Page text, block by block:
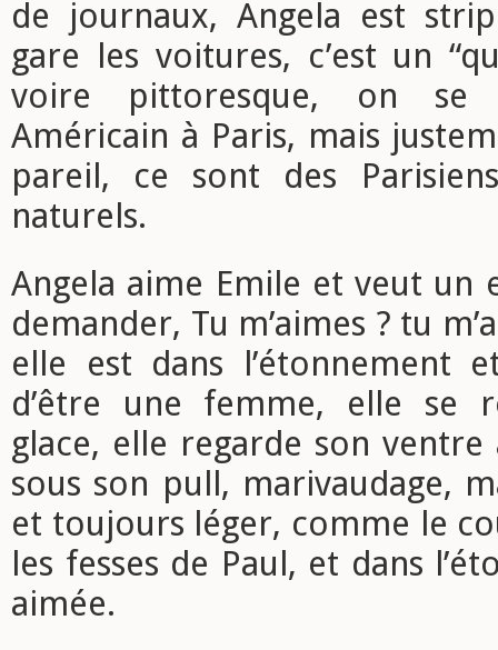
de journaux, Angela est
gare les voitures, c’est un
voire pittoresque, on se
Américain à Paris, mais
pareil, ce sont des
naturels.
Angela aime Emile et veut un
demander, Tu m’aimes ? tu
elle est dans l’étonnement
d’être une femme, elle se
glace, elle regarde son
sous son pull, marivaudage,
et toujours léger, comme le
les fesses de Paul, et dans
aimée.